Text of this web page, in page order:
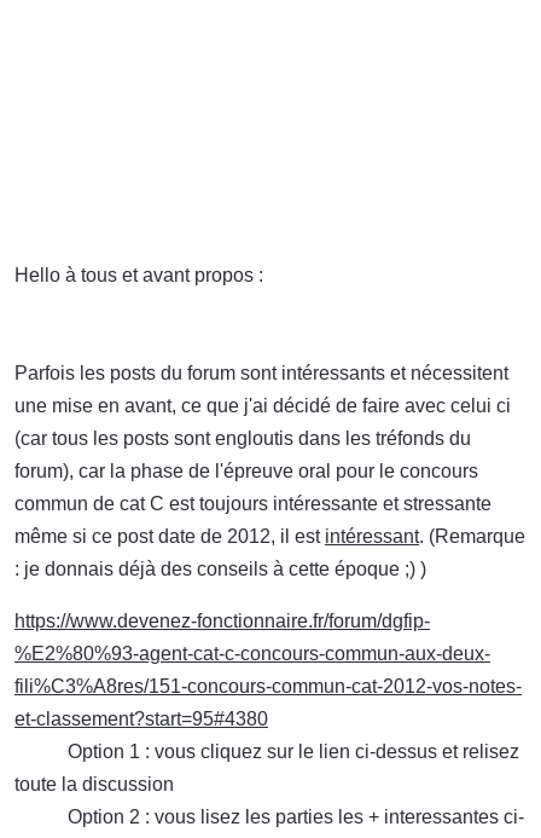
Hello à tous et avant propos :
Parfois les posts du forum sont intéressants et nécessitent
une mise en avant, ce que j'ai décidé de faire avec celui ci
(car tous les posts sont engloutis dans les tréfonds du
forum), car la phase de l'épreuve oral pour le concours
commun de cat C est toujours intéressante et stressante
même si ce post date de 2012, il est intéressant. (Remarque
: je donnais déjà des conseils à cette époque ;) )
https://www.devenez-fonctionnaire.fr/forum/dgfip-
%E2%80%93-agent-cat-c-concours-commun-aux-deux-
fili%C3%A8res/151-concours-commun-cat-2012-vos-notes-
et-classement?start=95#4380
Option 1 : vous cliquez sur le lien ci-dessus et relisez
toute la discussion
Option 2 : vous lisez les parties les + interessantes ci-